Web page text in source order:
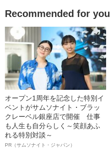
Recommended for you
オープン1周年を記念した特別イ
ベントがサムソナイト・ブラッ
クレーベル銀座店で開催 仕事
も人生も自分らしく～笑顔あふ
れる特別対談～
PR（サムソナイト・ジャパン）